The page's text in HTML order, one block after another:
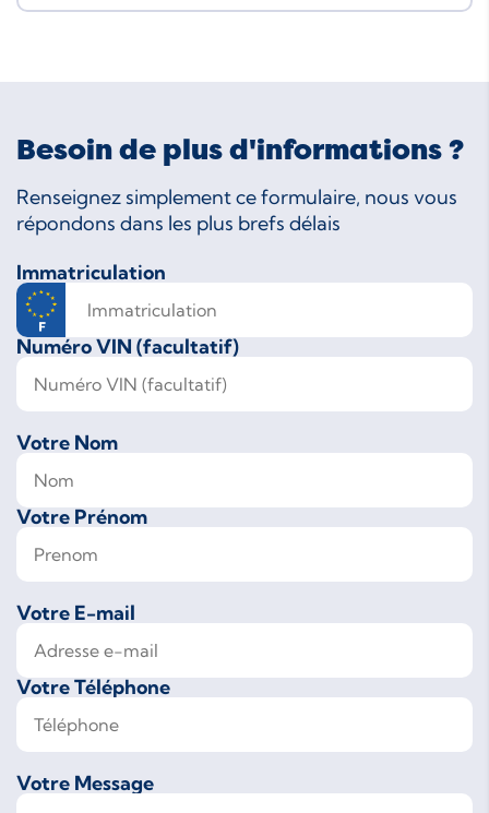
Besoin de plus d'informations ?
Renseignez simplement ce formulaire, nous vous
répondons dans les plus brefs délais
Immatriculation
Numéro VIN (facultatif)
Votre Nom
Votre Prénom
Votre E-mail
Votre Téléphone
Votre Message